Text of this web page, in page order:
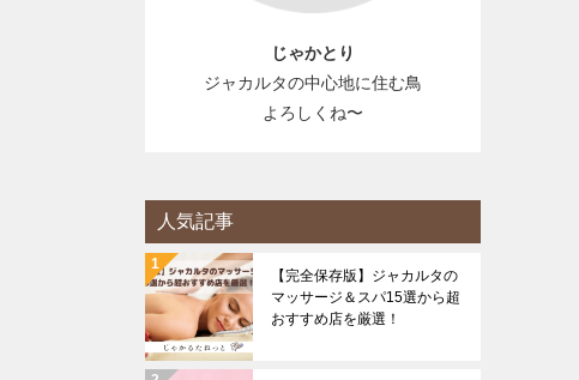
じゃかとり
ジャカルタの中心地に住む鳥
よろしくね〜
人気記事
【完全保存版】ジャカルタの
マッサージ＆スパ15選から超
おすすめ店を厳選！